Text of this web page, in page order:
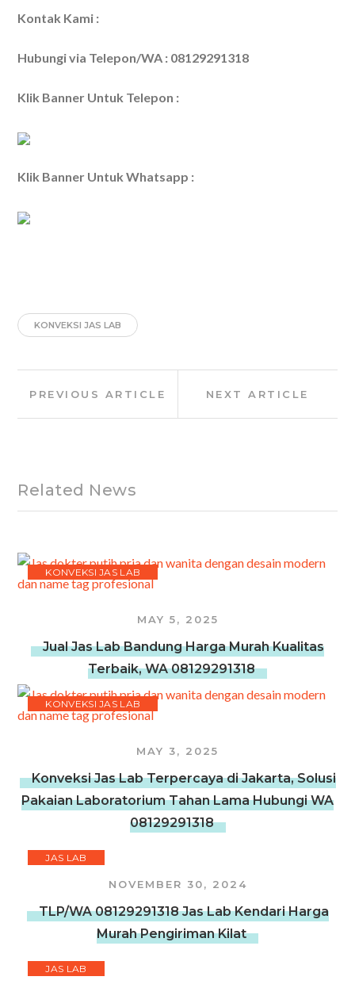
Kontak Kami :
Hubungi via Telepon/WA : 08129291318
Klik Banner Untuk Telepon :
Klik Banner Untuk Whatsapp :
KONVEKSI JAS LAB
navigation
PREVIOUS ARTICLE NEXT ARTICLE
Related News
KONVEKSI JAS LAB
MAY 5, 2025
Jual Jas Lab Bandung Harga Murah Kualitas
Terbaik, WA 08129291318
KONVEKSI JAS LAB
MAY 3, 2025
Konveksi Jas Lab Terpercaya di Jakarta, Solusi
Pakaian Laboratorium Tahan Lama Hubungi WA
08129291318
JAS LAB
NOVEMBER 30, 2024
TLP/WA 08129291318 Jas Lab Kendari Harga
Murah Pengiriman Kilat
JAS LAB